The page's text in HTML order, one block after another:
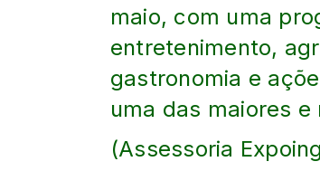
maio, com uma
entretenimento,
gastronomia e
uma das maiores
(Assessoria